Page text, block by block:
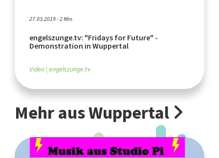
27.03.2019 - 2 Min.
engelszunge.tv: "Fridays for Future" -
Demonstration in Wuppertal
Video engelszunge.tv
Mehr aus Wuppertal